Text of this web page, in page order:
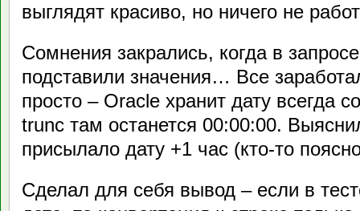
выглядят красиво, но ничего не
Сомнения закрались, когда в
подставили значения… Все
просто – Oracle хранит дату всегда
trunc там останется 00:00:00.
присылало дату +1 час (кто-то
Сделал для себя вывод – если в